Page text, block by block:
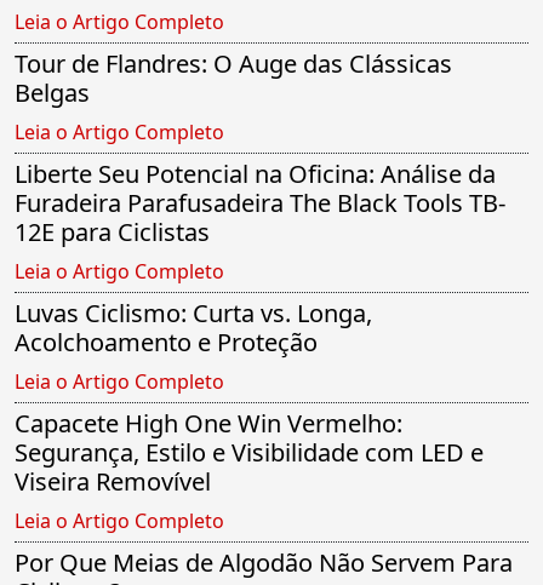
Leia o Artigo Completo
Tour de Flandres: O Auge das Clássicas
Belgas
Leia o Artigo Completo
Liberte Seu Potencial na Oficina: Análise da
Furadeira Parafusadeira The Black Tools TB-
12E para Ciclistas
Leia o Artigo Completo
Luvas Ciclismo: Curta vs. Longa,
Acolchoamento e Proteção
Leia o Artigo Completo
Capacete High One Win Vermelho:
Segurança, Estilo e Visibilidade com LED e
Viseira Removível
Leia o Artigo Completo
Por Que Meias de Algodão Não Servem Para